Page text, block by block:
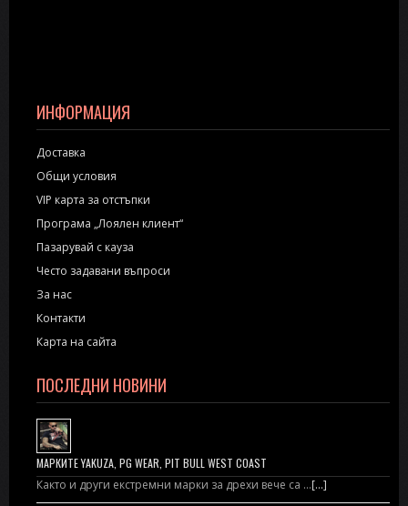
ИНФОРМАЦИЯ
Доставка
Общи условия
VIP карта за отстъпки
Програма „Лоялен клиент“
Пазарувай с кауза
Често задавани въпроси
За нас
Контакти
Карта на сайта
ПОСЛЕДНИ НОВИНИ
МАРКИТЕ YAKUZA, PG WEAR, PIT BULL WEST COAST
Както и други екстремни марки за дрехи вече са …[...]